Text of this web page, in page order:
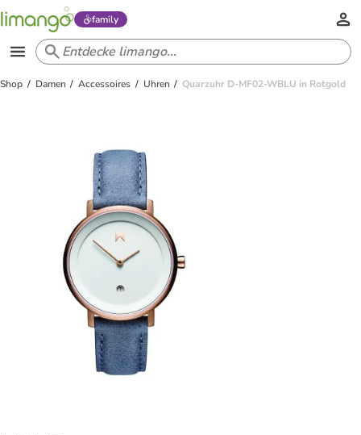
family
Shop Damen Accessoires Uhren Quarzuhr D-MF02-WBLU in Rotgold